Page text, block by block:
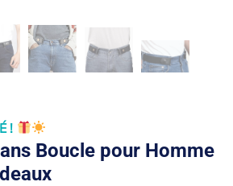
!
Boucle pour Homme